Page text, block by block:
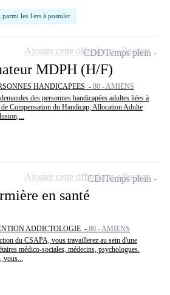
parmi les 1ers à postuler
MDPH (H/F)
HANDICAPEES - 80 - AMIENS
des personnes handicapées adultes liées à
Compensation du Handicap, Allocation Adulte
CDDTemps plein
Ajouter cette offre à ma sélection
en santé
ADDICTOLOGIE - 80 - AMIENS
du CSAPA, vous travaillerez au sein d'une
médico-sociales, médecins, psychologues.
vous...
CDITemps plein
Ajouter cette offre à ma sélection